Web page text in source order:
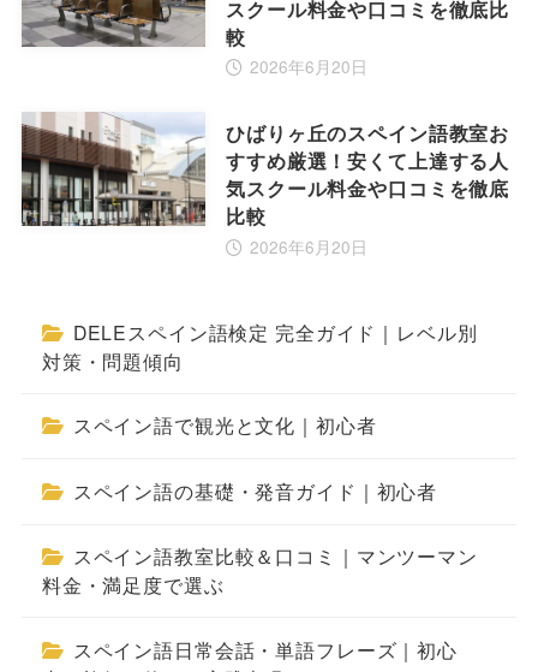
スクール料金や口コミを徹底比
較
2026年6月20日
ひばりヶ丘のスペイン語教室お
すすめ厳選！安くて上達する人
気スクール料金や口コミを徹底
比較
2026年6月20日
DELEスペイン語検定 完全ガイド｜レベル別
対策・問題傾向
スペイン語で観光と文化｜初心者
スペイン語の基礎・発音ガイド｜初心者
スペイン語教室比較＆口コミ｜マンツーマン
料金・満足度で選ぶ
スペイン語日常会話・単語フレーズ｜初心